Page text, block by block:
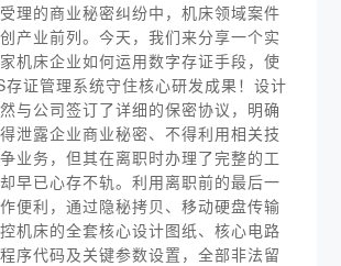
理的商业秘密纠纷中，机床领域案件
产业前列。今天，我们来分享一个实
机床企业如何运用数字存证手段，使
证管理系统守住核心研发成果！设计
与公司签订了详细的保密协议，明确
泄露企业商业秘密、不得利用相关技
业务，但其在离职时办理了完整的工
早已心存不轨。利用离职前的最后一
便利，通过隐秘拷贝、移动硬盘传输
机床的全套核心设计图纸、核心电路
序代码及关键参数设置，全部非法留